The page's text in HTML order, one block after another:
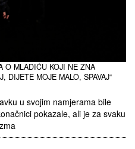
O MLADIĆU KOJI NE ZNA
DIJETE MOJE MALO, SPAVAJ“
u svojim namjerama bile
pokazale, ali je za svaku